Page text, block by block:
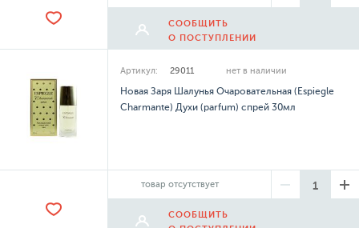
СООБЩИТЬ
О ПОСТУПЛЕНИИ
Артикул: 29011 нет в наличии
Новая Заря Шалунья Очаровательная (Espiegle
Charmante) Духи (parfum) спрей 30мл
товар отсутствует
СООБЩИТЬ